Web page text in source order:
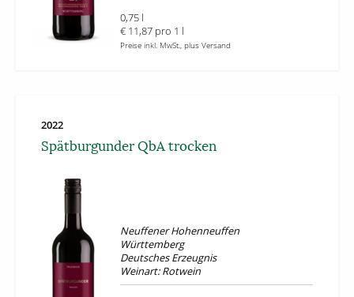
0,75 l
€ 11,87 pro 1 l
Preise inkl. MwSt., plus Versand
2022
Spätburgunder QbA trocken
Neuffener Hohenneuffen
Württemberg
Deutsches Erzeugnis
Weinart: Rotwein